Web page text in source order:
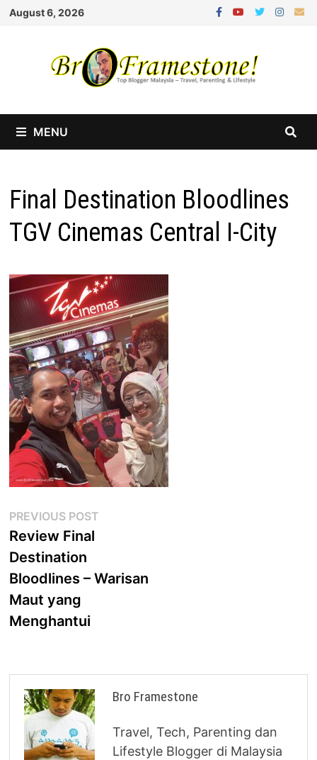
Skip
August 6, 2026
MENU
Final Destination Bloodlines
TGV Cinemas Central I-City
Post
navigation
PREVIOUS POST
Review Final
Destination
Bloodlines – Warisan
Maut yang
Menghantui
Bro Framestone
Travel, Tech, Parenting dan
Lifestyle Blogger di Malaysia